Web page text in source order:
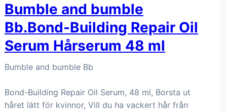
Bumble and bumble
Bb.Bond-Building Repair Oil
Serum Hårserum 48 ml
Bumble and bumble Bb
Bond-Building Repair Oil Serum, 48 ml, Borsta ut
håret lätt för kvinnor, Vill du ha vackert hår från